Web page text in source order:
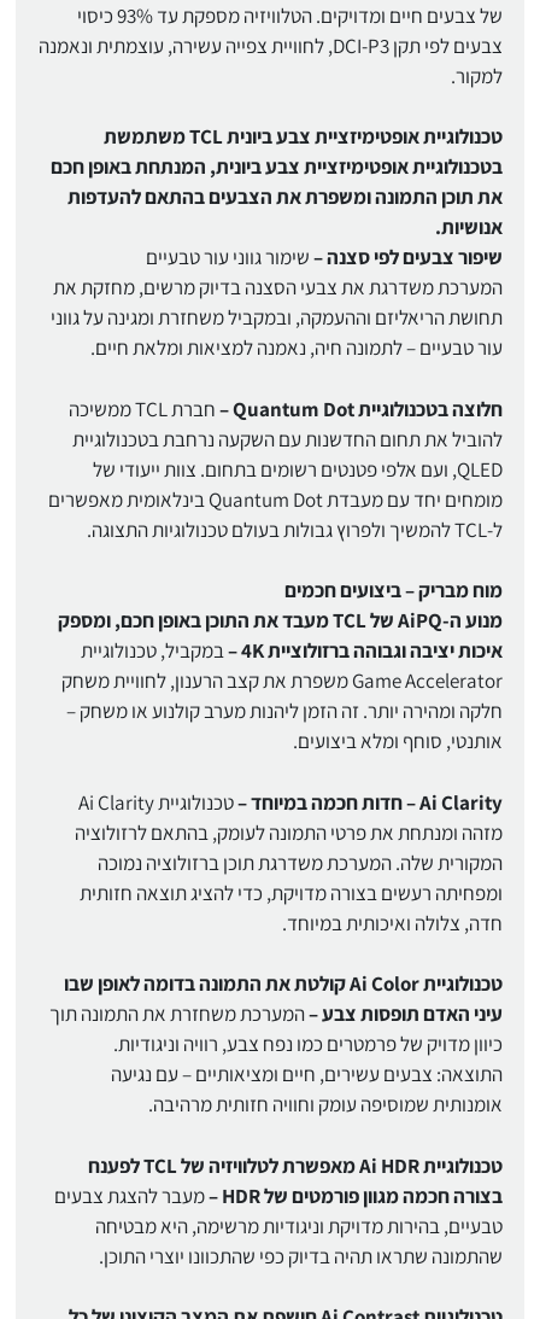
של צבעים חיים ומדויקים. הטלוויזיה מספקת עד 93% כיסוי
צבעים לפי תקן DCI-P3, לחוויית צפייה עשירה, עוצמתית ונאמנה
למקור.
טכנולוגיית אופטימיזציית צבע ביונית TCL משתמשת
בטכנולוגיית אופטימיזציית צבע ביונית, המנתחת באופן חכם
את תוכן התמונה ומשפרת את הצבעים בהתאם להעדפות
אנושיות.
שיפור צבעים לפי סצנה –שימור גווני עור טבעיים
המערכת משדרגת את צבעי הסצנה בדיוק מרשים, מחזקת את
תחושת הריאליזם וההעמקה, ובמקביל משחזרת ומגינה על גווני
עור טבעיים – לתמונה חיה, נאמנה למציאות ומלאת חיים.
חלוצה בטכנולוגיית Quantum Dot –
חברת TCL ממשיכה
להוביל את תחום החדשנות עם השקעה נרחבת בטכנולוגיית
QLED, ועם אלפי פטנטים רשומים בתחום. צוות ייעודי של
מומחים יחד עם מעבדת Quantum Dot בינלאומית מאפשרים
ל-TCL להמשיך ולפרוץ גבולות בעולם טכנולוגיות התצוגה.
מוח מבריק – ביצועים חכמים
מנוע ה-AiPQ של TCL מעבד את התוכן באופן חכם, ומספק
איכות יציבה וגבוהה ברזולוציית 4K –
במקביל, טכנולוגיית
Game Accelerator משפרת את קצב הרענון, לחוויית משחק
חלקה ומהירה יותר. זה הזמן ליהנות מערב קולנוע או משחק –
אותנטי, סוחף ומלא ביצועים.
Ai Clarity – חדות חכמה במיוחד –
טכנולוגיית Ai Clarity
מזהה ומנתחת את פרטי התמונה לעומק, בהתאם לרזולוציה
המקורית שלה. המערכת משדרגת תוכן ברזולוציה נמוכה
ומפחיתה רעשים בצורה מדויקת, כדי להציג תוצאה חזותית
חדה, צלולה ואיכותית במיוחד.
טכנולוגיית Ai Color קולטת את התמונה בדומה לאופן שבו
עיני האדם תופסות צבע –המערכת משחזרת את התמונה תוך
כיוון מדויק של פרמטרים כמו נפח צבע, רוויה וניגודיות.
התוצאה: צבעים עשירים, חיים ומציאותיים – עם נגיעה
אומנותית שמוסיפה עומק וחוויה חזותית מרהיבה.
טכנולוגיית Ai HDR מאפשרת לטלוויזיה של TCL לפענח
בצורה חכמה מגוון פורמטים של HDR –
מעבר להצגת צבעים
טבעיים, בהירות מדויקת וניגודיות מרשימה, היא מבטיחה
שהתמונה שתראו תהיה בדיוק כפי שהתכוונו יוצרי התוכן.